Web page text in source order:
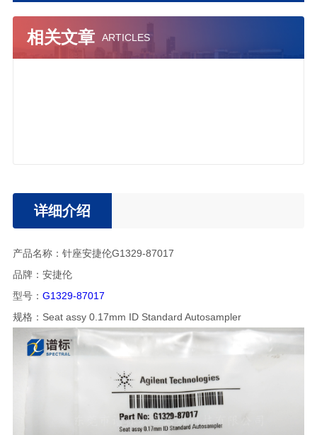
相关文章 ARTICLES
详细介绍
产品名称：针座安捷伦G1329-87017
品牌：安捷伦
型号： G1329-87017
规格：Seat assy 0.17mm ID Standard Autosampler